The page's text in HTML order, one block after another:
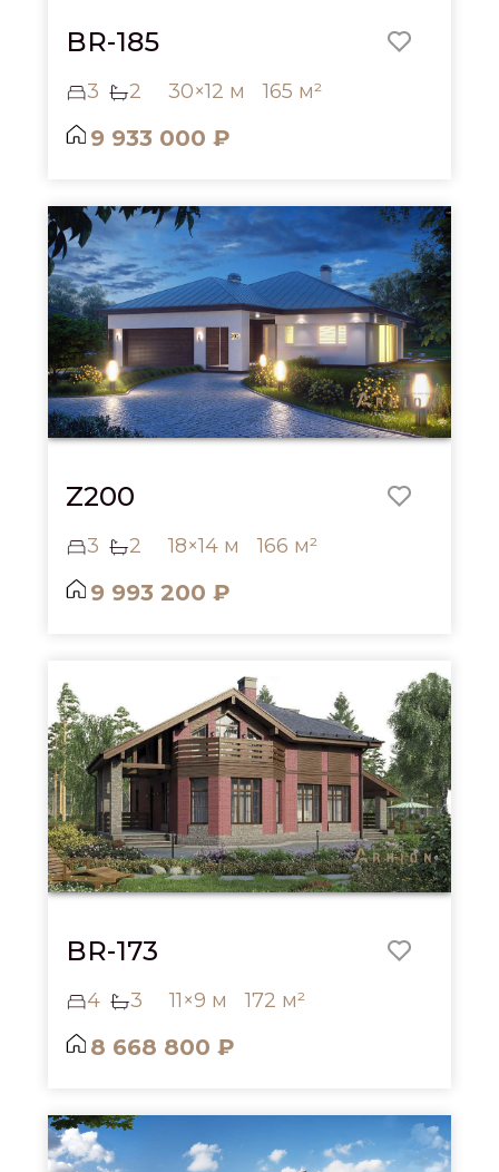
BR-185
3 2 30×12 м 165 м²
9 933 000 ₽
Z200
3 2 18×14 м 166 м²
9 993 200 ₽
BR-173
4 3 11×9 м 172 м²
8 668 800 ₽